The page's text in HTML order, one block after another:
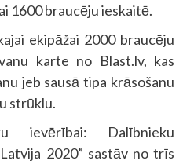
1600 braucēju ieskaitē.
ekipāžai 2000 braucēju
karte no Blast.lv, kas
jeb sausā tipa krāsošanu
strūklu.
ievērībai: Dalībnieku
2020” sastāv no trīs